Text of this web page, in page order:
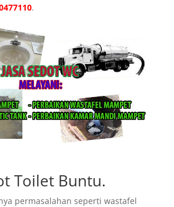
.
Toilet Buntu.
permasalahan seperti wastafel